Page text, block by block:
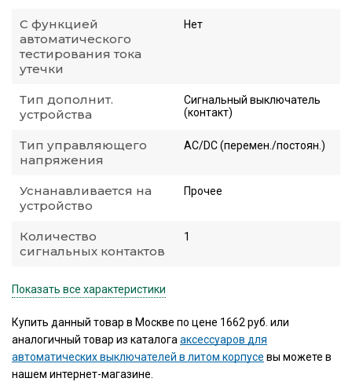
С функцией
автоматического
тестирования тока
утечки
Нет
Тип дополнит.
устройства
Сигнальный выключатель
(контакт)
Тип управляющего
напряжения
AC/DC (перемен./постоян.)
Уснанавливается на
устройство
Прочее
Количество
сигнальных контактов
1
Показать все характеристики
Купить данный товар в Москве по цене 1662 руб. или
аналогичный товар из каталогааксессуаров для
автоматических выключателей в литом корпусе вы можете в
нашем интернет-магазине.